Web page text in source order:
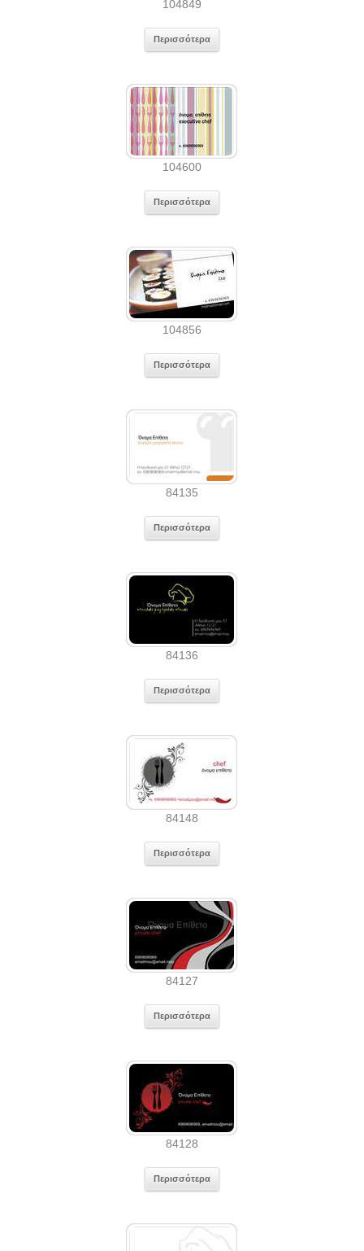
104849
Περισσότερα
104600
Περισσότερα
104856
Περισσότερα
84135
Περισσότερα
84136
Περισσότερα
84148
Περισσότερα
84127
Περισσότερα
84128
Περισσότερα